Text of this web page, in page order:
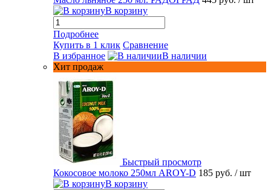
В корзину
Подробнее
Купить в 1 клик Сравнение
В избранное
В наличии
Хит продаж
Быстрый просмотр
Кокосовое молоко 250мл AROY-D 185 руб. / шт
В корзину